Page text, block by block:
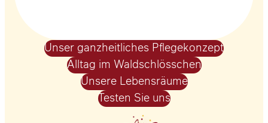
Unser ganz­heit­li­ches Pfle­ge­kon­zept
All­tag im Wald­schlöss­chen
Unse­re Lebens­räu­me
Tes­ten Sie uns